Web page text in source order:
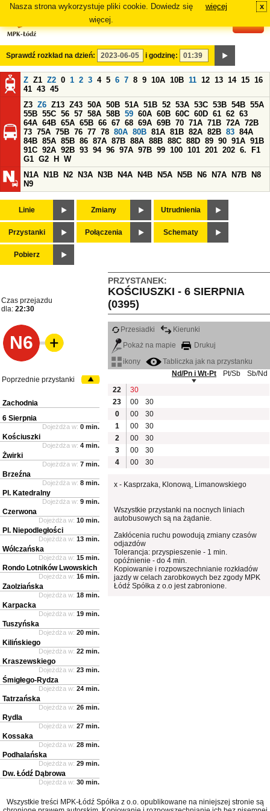
Nasza strona wykorzystuje pliki cookie. Dowiedz się
więcej.
więcej x
Sprawdź rozkład na dzień: i godzinę:
Z Z1 Z2 0 1 2 3 4 5 6 7 8 9 10A 10B 11 12 13 14 15 16
41 43 45
Z3 Z6 Z13 Z43 50A 50B 51A 51B 52 53A 53C 53B 54B 55A
55B 55C 56 57 58A 58B 59 60A 60B 60C 60D 61 62 63
64A 64B 65A 65B 66 67 68 69A 69B 70 71A 71B 72A 72B
73 75A 75B 76 77 78 80A 80B 81A 81B 82A 82B 83 84A
84B 85A 85B 86 87A 87B 88A 88B 88C 88D 89 90 91A 91B
91C 92A 92B 93 94 96 97A 97B 99 100 101 201 202 6.
F1
G1 G2 H
W
N1A
N1B N2 N3A N3B N4A N4B N5A N5B N6 N7A N7B
N8
N9
Linie Zmiany Utrudnienia
Przystanki Połączenia Schematy
Pobierz
PRZYSTANEK:
KOŚCIUSZKI - 6 SIERPNIA
(0395)
Czas przejazdu
dla: 22:30
N6
Przesiadki
Kierunki
Pokaż na mapie
Drukuj
ikony
Tabliczka jak na przystanku
Nd/Pn i Wt-Pt
Pt/Sb
Sb/Nd
22
30
23
00
30
0
00
30
1
00
30
2
00
30
3
00
30
4
00 30
x - Kasprzaka, Klonową, Limanowskiego
Wszystkie przystanki na nocnych liniach
autobusowych są na żądanie.
Zakłócenia ruchu powodują zmiany czasów
odjazdów
Tolerancja: przyspieszenie - 1 min.
opóźnienie - do 4 min.
Kopiowanie i rozpowszechnianie rozkładów
jazdy w celach zarobkowych bez zgody MPK
Łódź Spółka z o.o jest zabronione.
Poprzednie przystanki
Zachodnia
6 Sierpnia
Dojeżdża w: 0 min.
Kościuszki
Dojeżdża w: 4 min.
Żwirki
Dojeżdża w: 7 min.
Brzeźna
Dojeżdża w: 8 min.
Pl. Katedralny
Dojeżdża w: 9 min.
Czerwona
Dojeżdża w: 10 min.
Pl. Niepodległości
Dojeżdża w: 13 min.
Wólczańska
Dojeżdża w: 15 min.
Rondo Lotników Lwowskich
Dojeżdża w: 16 min.
Zaolziańska
Dojeżdża w: 18 min.
Karpacka
Dojeżdża w: 19 min.
Tuszyńska
Dojeżdża w: 20 min.
Kilińskiego
Dojeżdża w: 22 min.
Kraszewskiego
Dojeżdża w: 23 min.
Śmigłego-Rydza
Dojeżdża w: 24 min.
Tatrzańska
Dojeżdża w: 26 min.
Rydla
Dojeżdża w: 27 min.
Kossaka
Dojeżdża w: 28 min.
Podhalańska
Dojeżdża w: 29 min.
Dw. Łódź Dąbrowa
Dojeżdża w: 30 min.
Wszystkie treści MPK-Łódź Spółka z o.o. opublikowane na niniejszej stronie są